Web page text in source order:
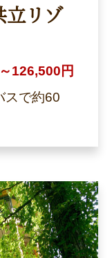
立リゾ
126,500円
スで約60